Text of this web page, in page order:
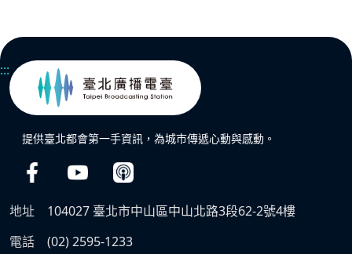
:::
提供臺北都會第一手資訊，為城市傳遞心動與感動。
地址
104027 臺北市中山區中山北路3段62-2號4樓
電話
(02) 2595-1233